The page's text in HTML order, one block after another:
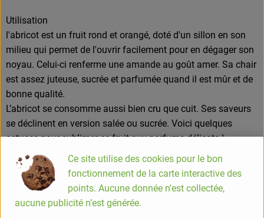
Utilisation
l'abricot est un fruit rond et orangé, doté d'un sillon en son
milieu qui permet de l'ouvrir facilement pour en dégager son
noyau. Celui-ci renferme une amande au goût amer. Sa chair
est assez juteuse, sucrée et parfumée quand il est mûr et de
bonne qualité.
L’abricot se consomme aussi bien cru que cuit. Ses saveurs
se déclinent en version salée ou sucrée. Voici quelques
astuces pour sublimer ce fruit aux parfums délicats !
L'abricot est souvent consommé tel quel, nature ou en salade
de fruits. On peut également l'utiliser pour la pâtisserie, en
faire de la compote ou encore des confitures. Il est aussi
excellent associé à des préparations salées, comme le
magret de canard.
Ce site utilise des cookies pour le bon
fonctionnement de la carte interactive des
points. Aucune donnée n'est collectée,
aucune publicité n’est générée.